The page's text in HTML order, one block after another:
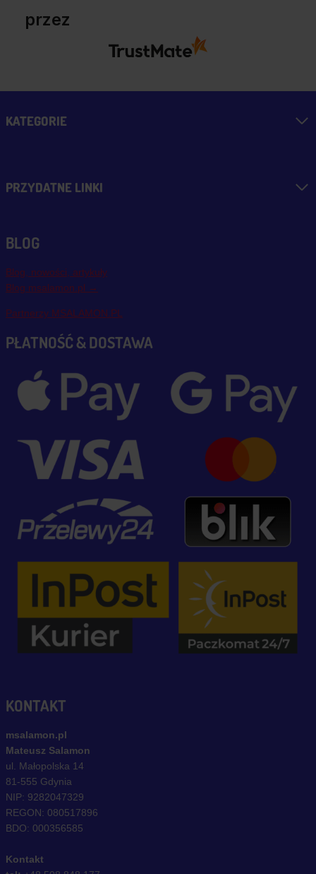
przez
KATEGORIE
PRZYDATNE LINKI
BLOG
Blog, nowości, artykuły
Blog msalamon.pl →
Partnerzy MSALAMON.PL
PŁATNOŚĆ & DOSTAWA
KONTAKT
msalamon.pl
Mateusz Salamon
ul. Małopolska 14
81-555 Gdynia
NIP: 9282047329
REGON: 080517896
BDO: 000356585
Kontakt